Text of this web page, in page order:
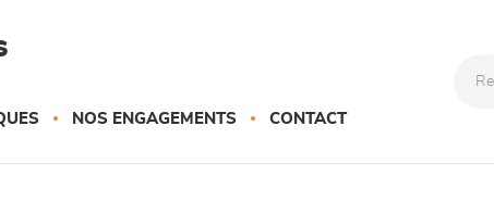
NOS ENGAGEMENTS CONTACT